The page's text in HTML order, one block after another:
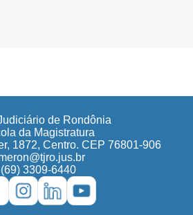
de Rondônia
da Magistratura
1872, Centro. CEP 76801-906
(69) 3309-6440